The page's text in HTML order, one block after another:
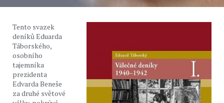
Tento svazek
deníků Eduarda
Táborského,
osobního
tajemníka
prezidenta
Edvarda Beneše
za druhé světové